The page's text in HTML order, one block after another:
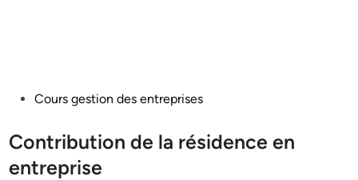
PostedCours gestion des entreprises
Contribution de la résidence en
entreprise